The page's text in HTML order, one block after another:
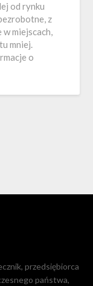
od rynku
z
miejscach,
mniej.
o
przedsiębiorca
państwa,